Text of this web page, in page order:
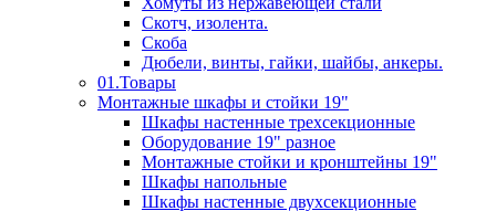
Скотч, изолента.
Скоба
Дюбели, винты, гайки, шайбы, анкеры.
01.Товары
Монтажные шкафы и стойки 19"
Шкафы настенные трехсекционные
Оборудование 19" разное
Монтажные стойки и кронштейны 19"
Шкафы напольные
Шкафы настенные двухсекционные